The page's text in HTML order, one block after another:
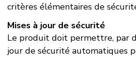
critères élémentaires de
Mises à jour de sécurité
Le produit doit permettre, par
jour de sécurité automatiques